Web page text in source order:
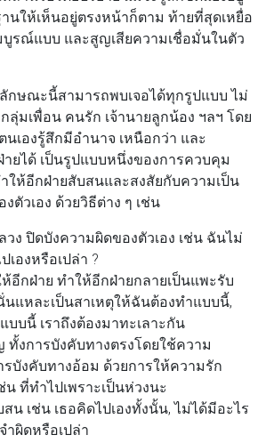
นให้เห็นอยู่ตรงหน้าก็ตาม ท้ายที่สุดเหยื่อ
รณ์แบบ และสูญเสียความเชื่อมั่นในตัว
ะนี้สามารถพบเจอได้ทุกรูปแบบ ไม่
ลุ่มเพื่อน คนรัก เจ้านายลูกน้อง ฯลฯ โดย
นเองรู้สึกมีอำนาจ เหนือกว่า และ
ยได้ เป็นรูปแบบหนึ่งของการควบคุม
ให้อีกฝ่ายสับสนและสงสัยกับความเป็น
ตัวเอง ด้วยวิธีต่าง ๆ เช่น
วง ปิดบังความผิดของตัวเอง เช่น ฉันไม่
เองหรือเปล่า ?
อีกฝ่าย ทำให้อีกฝ่ายกลายเป็นแพะรับ
นแหละเป็นสาเหตุให้ฉันต้องทำแบบนี้,
แบบนี้ เราถึงต้องมาทะเลาะกัน
ทั้งการบังคับทางตรงโดยใช้ความ
รบังคับทางอ้อม ด้วยการให้ความรัก
ที่ทำไปเพราะเป็นห่วงนะ
สน เช่น เธอคิดไปเองทั้งนั้น, ไม่ได้มีอะไร
ำผิดหรือเปล่า